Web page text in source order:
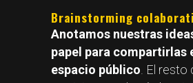
Brainstorming
Anotamos nuestras
papel para compartirlas
espacio público . El